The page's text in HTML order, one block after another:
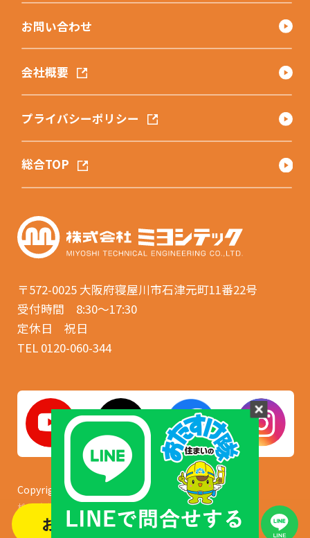
お問い合わせする
〒572-0025 大阪府寝屋川市石津元町11番22号
受付時間 8:30〜17:30
定休日 祝日
TEL 0120-060-344
お問い合わせ
会社概要
プライバシーポリシー
総合TOP
Copyright © 2008-2023
株式会社 ミヨシテック. All Rights Reserved.